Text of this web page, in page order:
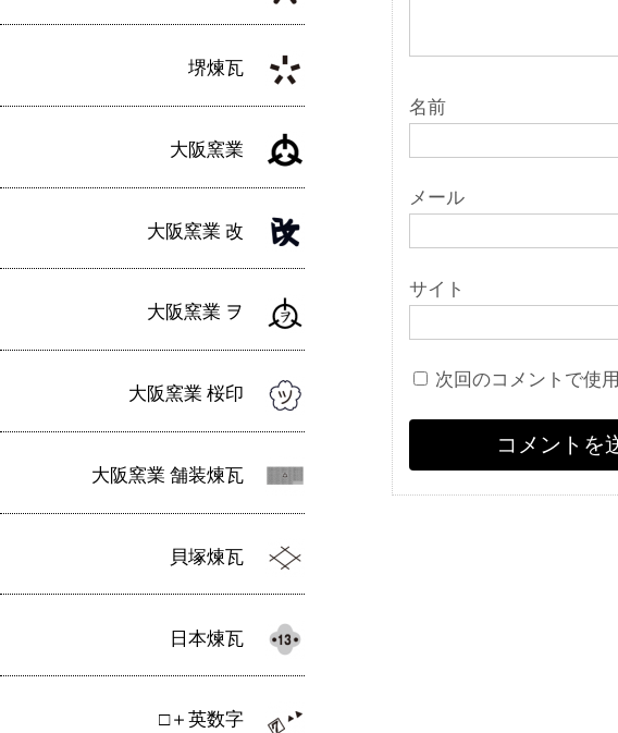
堺煉瓦
大阪窯業
大阪窯業 改
大阪窯業 ヲ
大阪窯業 桜印
大阪窯業 舗装煉瓦
貝塚煉瓦
日本煉瓦
□＋英数字
名前
メール
サイト
次回のコメントで使